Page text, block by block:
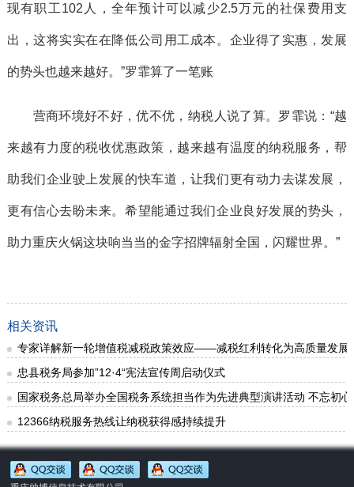
现有职工102人，全年预计可以减少2.5万元的社保费用支
出，这将实实在在降低公司用工成本。企业得了实惠，发展
的势头也越来越好。”罗霏算了一笔账
营商环境好不好，优不优，纳税人说了算。罗霏说：“越
来越有力度的税收优惠政策，越来越有温度的纳税服务，帮
助我们企业驶上发展的快车道，让我们更有动力去谋发展，
更有信心去盼未来。希望能通过我们企业良好发展的势头，
助力重庆火锅这块响当当的金字招牌辐射全国，闪耀世界。”
相关资讯
专家详解新一轮增值税减税政策效应——减税红利转化为高质量发展
忠县税务局参加”12·4“宪法宣传周启动仪式
国家税务总局举办全国税务系统担当作为先进典型演讲活动 不忘初
12366纳税服务热线让纳税获得感持续提升